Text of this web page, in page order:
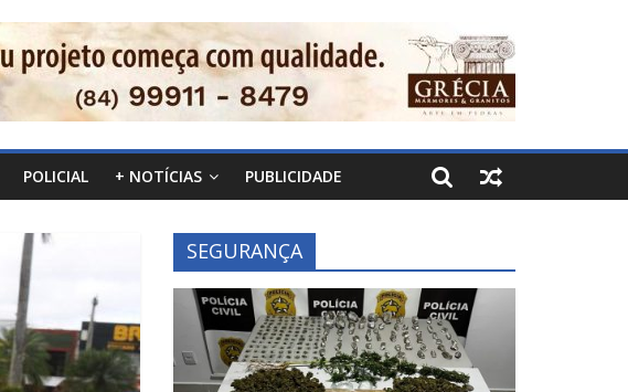
POLICIAL + NOTÍCIAS PUBLICIDADE
SEGURANÇA